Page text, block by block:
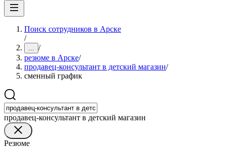
Поиск сотрудников в Арске
/
... /
резюме в Арске/
продавец-консультант в детский магазин/
сменный график
продавец-консультант в детский магазин
Резюме